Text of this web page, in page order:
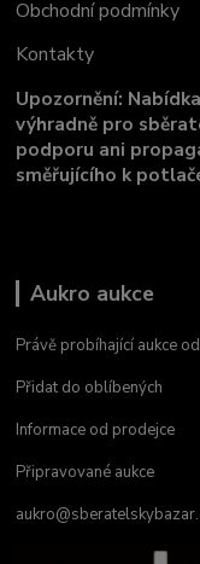
Obchodní podmínky
Kontakty
Upozornění:
výhradně pro
podporu ani
směřujícího k
Aukro aukce
Právě probíhající aukce
Přidat do oblíbených
Informace od prodejce
Připravované aukce